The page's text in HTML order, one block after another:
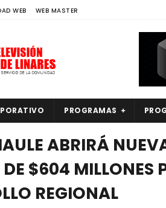
WEB WEB MASTER
PROGRAMAS
ABRIRÁ
$604 MILLONES
REGIONAL